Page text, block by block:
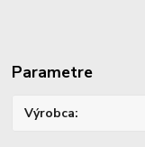
Parametre
Výrobca